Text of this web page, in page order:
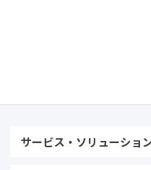
サービス・ソリューショ